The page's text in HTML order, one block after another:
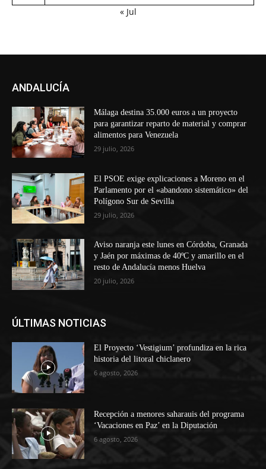
« Jul
ANDALUCÍA
Málaga destina 35.000 euros a un proyecto
para garantizar reparto de material y comprar
alimentos para Venezuela
29 julio, 2026
El PSOE exige explicaciones a Moreno en el
Parlamento por el «abandono sistemático» del
Polígono Sur de Sevilla
29 julio, 2026
Aviso naranja este lunes en Córdoba, Granada
y Jaén por máximas de 40ºC y amarillo en el
resto de Andalucía menos Huelva
20 julio, 2026
ÚLTIMAS NOTICIAS
El Proyecto ‘Vestigium’ profundiza en la rica
historia del litoral chiclanero
6 agosto, 2026
Recepción a menores saharauis del programa
‘Vacaciones en Paz’ en la Diputación
6 agosto, 2026